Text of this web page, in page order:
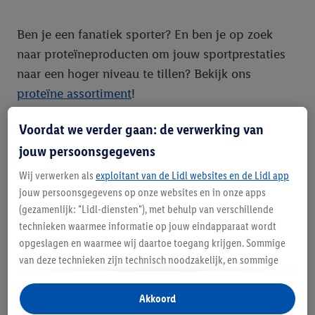
Ben je een fanatiek sporter? En ben je op zoek
naar proteïneproducten om jouw sportprestaties
naar een hoger niveau te tillen? Bekijk ons
proteïne assortiment!
Tips voor een eiwitrijke en gezondere voeding
Wil je meer eiwitten nuttigen en het zo gezond
mogelijk houden? Denk aan onderstaande tips:
Koolhydraten zijn de energiebron van eiwitten.
Het is daarom goed om ze te combineren.
Denk aan volkorenbrood, bruine rijst en
Zorg dat je naast eiwitten ook genoeg groente
Voordat we verder gaan: de verwerking van
jouw persoonsgegevens
Wij verwerken als exploitant van de Lidl websites en de Lidl app
jouw persoonsgegevens op onze websites en in onze apps
(gezamenlijk: "Lidl-diensten"), met behulp van verschillende
technieken waarmee informatie op jouw eindapparaat wordt
opgeslagen en waarmee wij daartoe toegang krijgen. Sommige
van deze technieken zijn technisch noodzakelijk, en sommige
opslaan van voorkeursinstellingen, het verzamelen en
analyseren van statistieken of voor het tonen van
Akkoord